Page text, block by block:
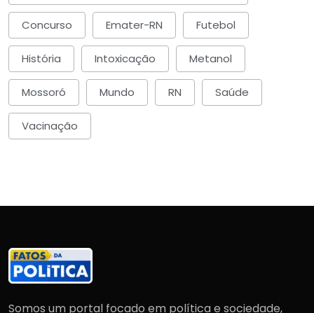
Concurso Emater-RN Futebol
História Intoxicação Metanol
Mossoró Mundo RN Saúde
Vacinação
Somos um portal focado em política e sociedade,